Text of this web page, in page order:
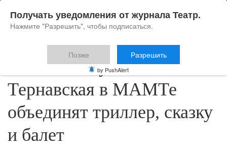
Севагин, Глухов и
Тернавская в МАМТе
объединят триллер, сказку
и балет
Получать уведомления от журнала Театр.
Нажмите "Разрешить", чтобы подписаться.
Позже Разрешить
by PushAlert